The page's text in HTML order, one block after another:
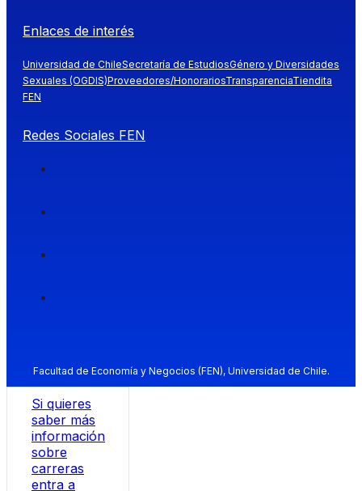
Enlaces de interés
Universidad de ChileSecretaría de EstudiosGénero y Diversidades
Sexuales (OGDIS)Proveedores/HonorariosTransparenciaTiendita
FEN
Redes Sociales FEN
Facultad de Economía y Negocios (FEN), Universidad de Chile.
Si quieres
saber más
información
sobre
carreras
entra a